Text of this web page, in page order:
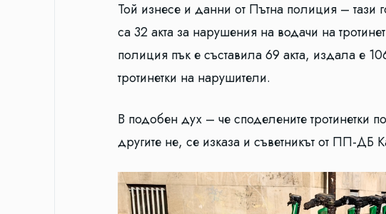
Той изнесе и данни от Пътна полиция –
са 32 акта за нарушения на водачи на
полиция пък е съставила 69 акта, издала е
тротинетки на нарушители.
В подобен дух – че споделените тротинетки
другите не, се изказа и съветникът от ПП-ДБ